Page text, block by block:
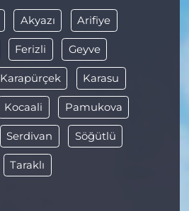
Akyazı Arifiye
Ferizli Geyve
Karapürçek Karasu
Kocaali Pamukova
Serdivan Söğütlü
Taraklı